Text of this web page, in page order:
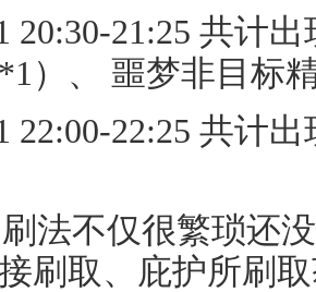
20:30-21:25 共计
）、 噩梦非目标
22:00-22:25 共计
法不仅很繁琐还
刷取、庇护所刷